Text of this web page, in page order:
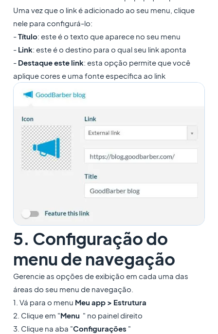
Uma vez que o link é adicionado ao seu menu, clique
nele para configurá-lo:
-Título: este é o texto que aparece no seu menu
- Link: este é o destino para o qual seu link aponta
- Destaque este link: esta opção permite que você
aplique cores e uma fonte específica ao link
5. Configuração do
menu de navegação
Gerencie as opções de exibição em cada uma das
áreas do seu menu de navegação.
1. Vá para o menu Meu app > Estrutura
2. Clique em "Menu " no painel direito
3. Clique na aba "Configurações "